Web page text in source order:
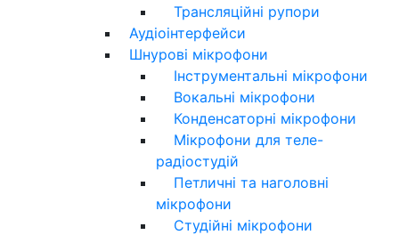
Трансляційні рупори
Аудіоінтерфейси
Шнурові мікрофони
Інструментальні мікрофони
Вокальні мікрофони
Конденсаторні мікрофони
Мікрофони для теле-
радіостудій
Петличні та наголовні
мікрофони
Студійні мікрофони